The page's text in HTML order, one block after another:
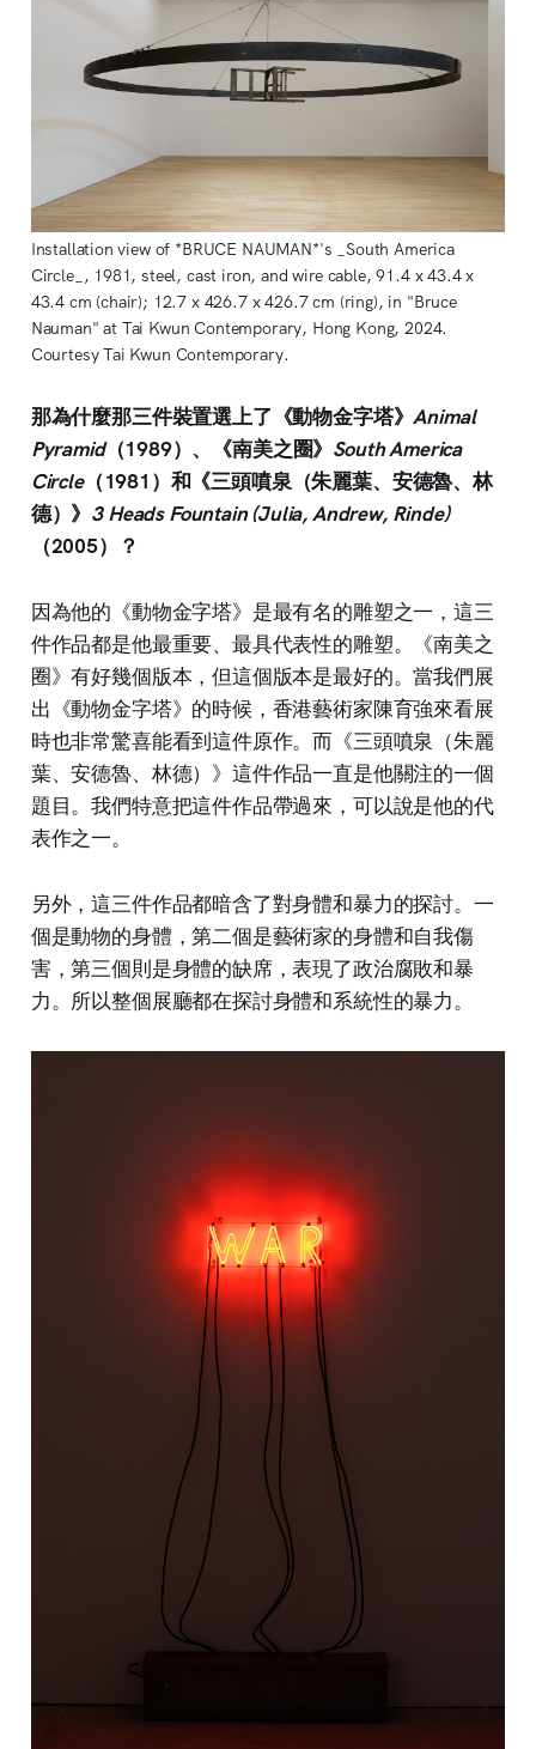
Installation view of *BRUCE NAUMAN*'s _South America
Circle_, 1981, steel, cast iron, and wire cable, 91.4 x 43.4 x
43.4 cm (chair); 12.7 x 426.7 x 426.7 cm (ring), in "Bruce
Nauman" at Tai Kwun Contemporary, Hong Kong, 2024.
Courtesy Tai Kwun Contemporary.
那為什麼那三件裝置選上了《動物金字塔》Animal
Pyramid（1989）、《南美之圈》 South America
Circle（1981）和《三頭噴泉（朱麗葉、安德魯、林
德）》 3 Heads Fountain (Julia, Andrew, Rinde)
（2005）？
因為他的《動物金字塔》是最有名的雕塑之一，這三
件作品都是他最重要、最具代表性的雕塑。《南美之
圈》有好幾個版本，但這個版本是最好的。當我們展
出《動物金字塔》的時候，香港藝術家陳育強來看展
時也非常驚喜能看到這件原作。而《三頭噴泉（朱麗
葉、安德魯、林德）》這件作品一直是他關注的一個
題目。我們特意把這件作品帶過來，可以說是他的代
表作之一。
另外，這三件作品都暗含了對身體和暴力的探討。一
個是動物的身體，第二個是藝術家的身體和自我傷
害，第三個則是身體的缺席，表現了政治腐敗和暴
力。所以整個展廳都在探討身體和系統性的暴力。